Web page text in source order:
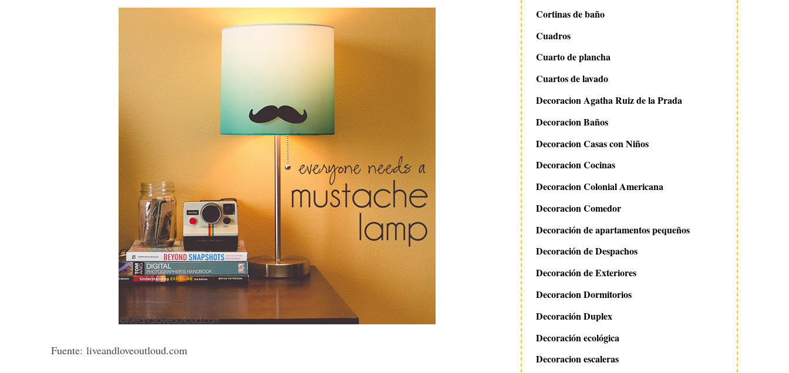
Fuente: liveandloveoutloud.com
Cortinas de baño
Cuadros
Cuarto de plancha
Cuartos de lavado
Decoracion Agatha Ruiz de la Prada
Decoracion Baños
Decoracion Casas con Niños
Decoracion Cocinas
Decoracion Colonial Americana
Decoracion Comedor
Decoración de apartamentos pequeños
Decoración de Despachos
Decoración de Exteriores
Decoracion Dormitorios
Decoración Duplex
Decoración ecológica
Decoracion escaleras
a
h